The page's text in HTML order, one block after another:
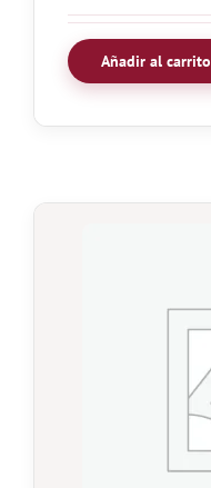
Añadir al carrito